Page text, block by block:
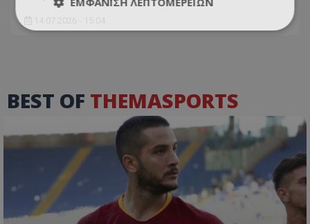
BEST OF THEMASPORTS